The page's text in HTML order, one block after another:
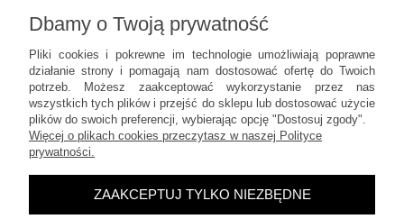
Informacje
POKAŻ PEŁNĄ WERSJĘ STRONY
Sklep internetowy Shoper.pl
Dbamy o Twoją prywatność
Pliki cookies i pokrewne im technologie umożliwiają poprawne
działanie strony i pomagają nam dostosować ofertę do Twoich
potrzeb. Możesz zaakceptować wykorzystanie przez nas
wszystkich tych plików i przejść do sklepu lub dostosować użycie
plików do swoich preferencji, wybierając opcję "Dostosuj zgody".
Więcej o plikach cookies przeczytasz w naszej Polityce
prywatności.
ZAAKCEPTUJ TYLKO NIEZBĘDNE